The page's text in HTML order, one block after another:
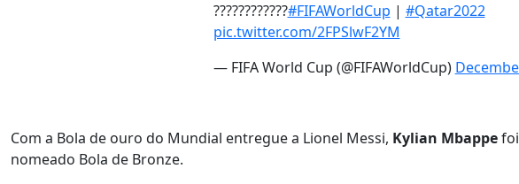
????????????#FIFAWorldCup | #Qatar2022
pic.twitter.com/2FPSlwF2YM
— FIFA World Cup (@FIFAWorldCup)
Com a Bola de ouro do Mundial entregue a Lionel Messi, Kylian Mbappe
nomeado Bola de Bronze.